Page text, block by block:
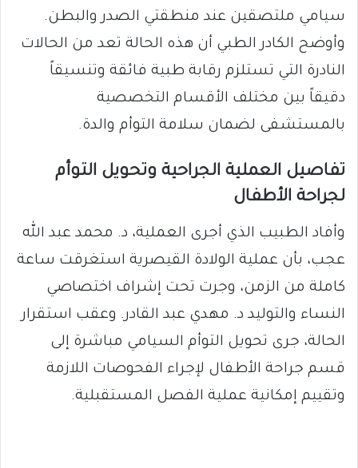
سيامي ملتصقين عند منطقتي الصدر والبطن.
وأوضح الكادر الطبي أن هذه الحالة تعد من الحالات
النادرة التي تستلزم رقابة طبية فائقة وتنسيقاً
دقيقاً بين مختلف الأقسام التخصصية
بالمستشفى لضمان سلامة التوأم والدة.
​تفاصيل العملية الجراحية وتحويل التوأم
لجراحة الأطفال
​وأفاد الطبيب الذي أجرى العملية، د. محمد عبد الله
عجب، بأن عملية الولادة القيصرية استغرقت ساعة
كاملة من الزمن، وجرت تحت إشراف اختصاصي
النساء والتوليد د. مهدي عبد القادر. وعقب استقرار
الحالة، جرى تحويل التوأم السيامي مباشرة إلى
قسم جراحة الأطفال لإجراء الفحوصات اللازمة
وتقييم إمكانية عملية الفصل المستقبلية.